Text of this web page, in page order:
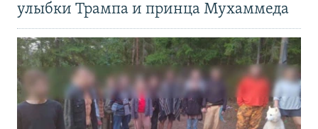
улыбки Трампа и принца Мухаммеда